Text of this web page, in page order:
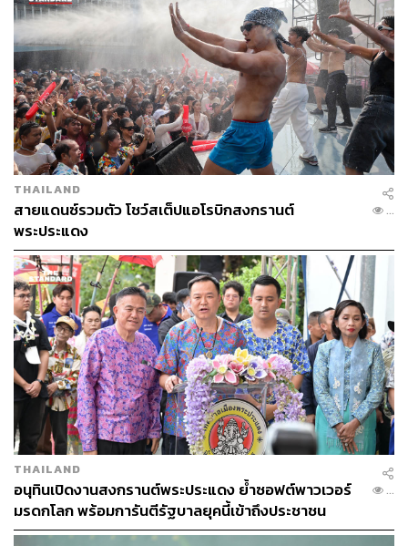
THAILAND
สายแดนซ์รวมตัว โชว์สเต็ปแอโรบิกสงกรานต์
พระประแดง
...
THAILAND
อนุทินเปิดงานสงกรานต์พระประแดง ย้ำซอฟต์พาวเวอร์
มรดกโลก พร้อมการันตีรัฐบาลยุคนี้เข้าถึงประชาชน
...